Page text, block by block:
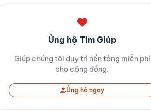
Ủng hộ Tìm Giúp
Giúp chúng tôi duy trì nền tảng miễn phí
cho cộng đồng.
Ủng hộ ngay